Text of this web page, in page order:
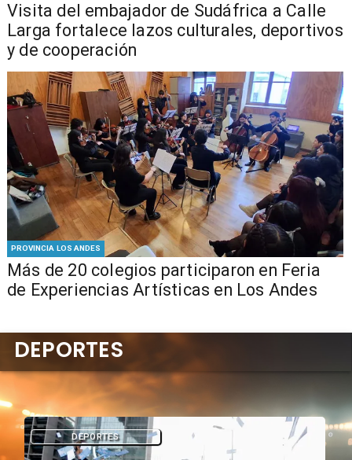
​Visita del embajador de Sudáfrica a Calle
Larga fortalece lazos culturales, deportivos
y de cooperación
PROVINCIA LOS ANDES
Más de 20 colegios participaron en Feria
de Experiencias Artísticas en Los Andes
DEPORTES
DEPORTES